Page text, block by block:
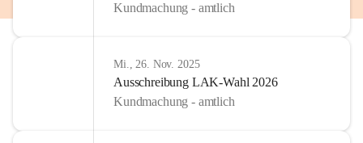
Kundmachung - amtlich
Mi., 26. Nov. 2025
Ausschreibung LAK-Wahl 2026
Kundmachung - amtlich